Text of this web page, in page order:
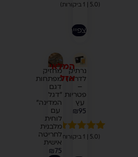
מדורג5.00
מבוסס על
דירוגים של
(5.0 | 1 ביקורות)
לצפייה
המלאי
אזל
נרתיק
לדרכון
–
פטריות
עץ
₪95
מדורג5.00
(5.0 | 1 ביקורות)
מחזיק
מפתחות
דגם
"דגל
המדינה"
עם
לוחית
מלבנית
לחריטה
אישית
₪75